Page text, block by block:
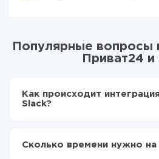
Популярные вопросы
Приват24 и
Как происходит
Slack?
Выбираете какие данные
Сколько времени нужно на